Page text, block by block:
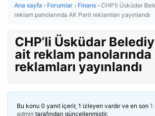
Ana sayfa › Forumlar › Finans › CHP’li Üsküdar
reklam panolarında AK Parti reklamları yayınlandı
CHP’li Üsküdar
ait reklam
reklamları yayınlandı
Bu konu 0 yanıt içerir, 1 izleyen vardır ve en son 1
admin tarafından güncellenmiştir.